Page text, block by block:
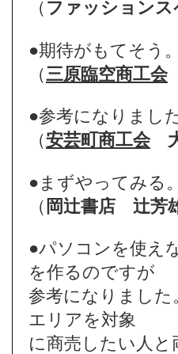
（ ファッション
●期待がもてそう。
（三原臨空商工会
●参考になりました
（安芸町商工会
●まずやってみる。
（ 岡辻書店 辻芳
●パソコンを使え
を作るのですが
参考になりまし
エリアを対象
に商売したい人